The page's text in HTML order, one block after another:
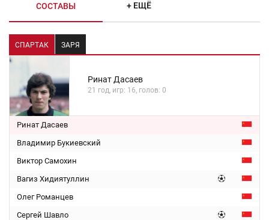
СОСТАВЫ + ЕЩЁ
СПАРТАК ЗАРЯ
Ринат Дасаев
21 год, игр: 16, голов: 0
Ринат Дасаев
Владимир Букиевский
Виктор Самохин
Вагиз Хидиятуллин
Олег Романцев
Сергей Шавло